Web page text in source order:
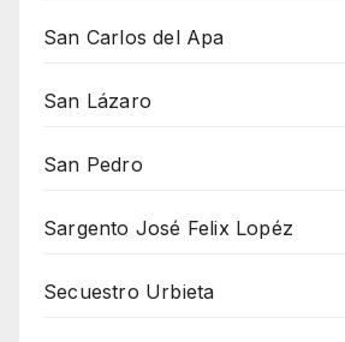
San Carlos del Apa
San Lázaro
San Pedro
Sargento José Felix Lopéz
Secuestro Urbieta